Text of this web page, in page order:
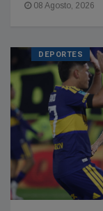
08 Agosto, 2026
DEPORTES